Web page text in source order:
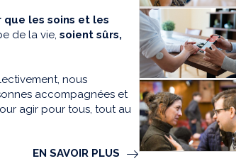
que les soins et les
de la vie, soient sûrs,
nous
accompagnées et
agir pour tous, tout au
EN SAVOIR PLUS